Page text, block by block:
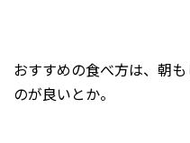
おすすめの食べ方は、朝
のが良いとか。